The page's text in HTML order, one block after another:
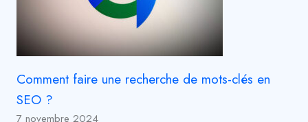
Comment faire une recherche de mots-clés en
SEO ?
7 novembre 2024